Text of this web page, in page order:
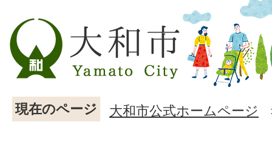
現在のページ 大和市公式ホームページ